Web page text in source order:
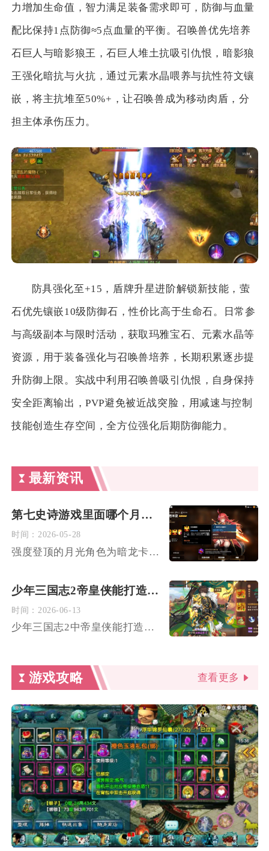
力增加生命值，智力满足装备需求即可，防御与血量
配比保持1点防御≈5点血量的平衡。召唤兽优先培养
石巨人与暗影狼王，石巨人堆土抗吸引仇恨，暗影狼
王强化暗抗与火抗，通过元素水晶喂养与抗性符文镶
嵌，将主抗堆至50%+，让召唤兽成为移动肉盾，分
担主体承伤压力。
防具强化至+15，盾牌升星进阶解锁新技能，萤
石优先镶嵌10级防御石，性价比高于生命石。日常参
与高级副本与限时活动，获取玛雅宝石、元素水晶等
资源，用于装备强化与召唤兽培养，长期积累逐步提
升防御上限。实战中利用召唤兽吸引仇恨，自身保持
安全距离输出，PVP避免被近战突脸，用减速与控制
技能创造生存空间，全方位强化后期防御能力。
最新资讯
第七史诗游戏里面哪个月光角色更强
时间： 2026-05-28
强度登顶的月光角色为暗龙卡琳，她凭借全能的机制与泛用性成为多...
少年三国志2帝皇侠能打造出哪些强大的阵容
时间： 2026-06-13
少年三国志2中帝皇侠能打造出兼具单点爆发与全屏控场的顶级阵容...
游戏攻略 查看更多